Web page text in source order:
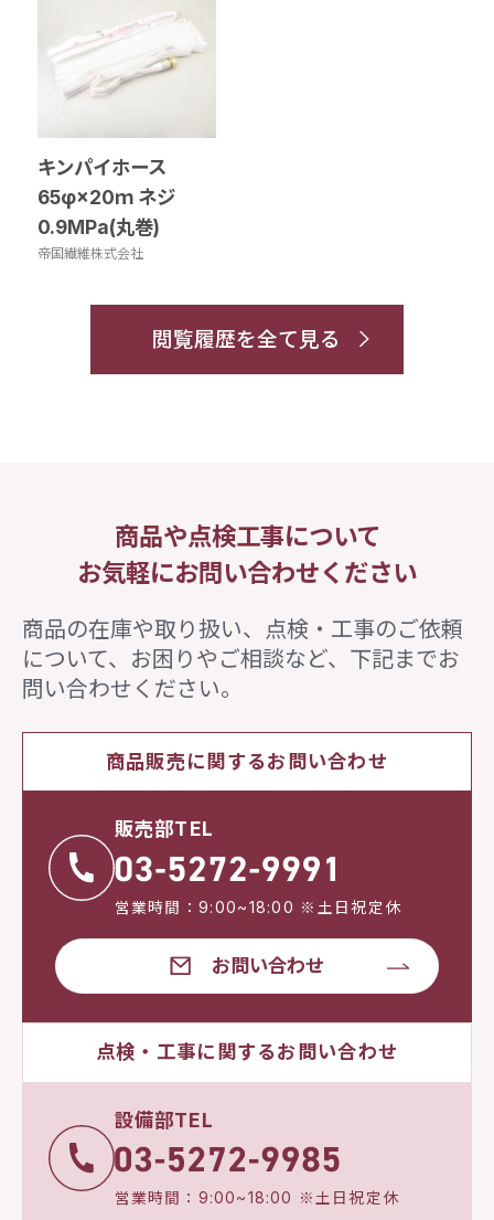
キンパイホース
65φ×20ｍ ネジ
0.9MPa(丸巻)
帝国繊維株式会社
閲覧履歴を全て見る
商品や点検工事について
お気軽にお問い合わせください
商品の在庫や取り扱い、点検・工事のご依頼
について、 お困りやご相談など、下記までお
問い合わせください。
商品販売に関するお問い合わせ
販売部TEL
営業時間：9:00~18:00 ※土日祝定休
お問い合わせ
点検・工事に関するお問い合わせ
設備部TEL
営業時間：9:00~18:00 ※土日祝定休